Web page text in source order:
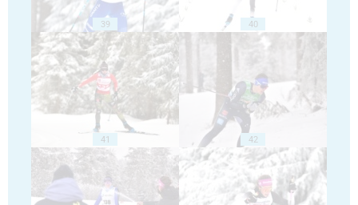
39 40
41 42